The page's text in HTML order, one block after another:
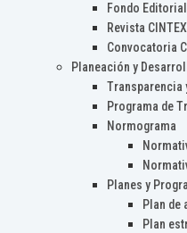
Fondo
Revista CINTEX
Convocatoria
Planeación y
Transparencia
Programa de
Normograma
Planes y
Plan de
Plan